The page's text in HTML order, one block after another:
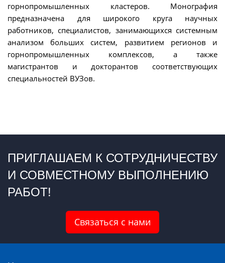
горнопромышленных кластеров. Монография
предназначена для широкого круга научных
работников, специалистов, занимающихся системным
анализом больших систем, развитием регионов и
горнопромышленных комплексов, а также
магистрантов и докторантов соответствующих
специальностей ВУЗов.
ПРИГЛАШАЕМ К СОТРУДНИЧЕСТВУ
И СОВМЕСТНОМУ ВЫПОЛНЕНИЮ
РАБОТ!
Связаться с нами